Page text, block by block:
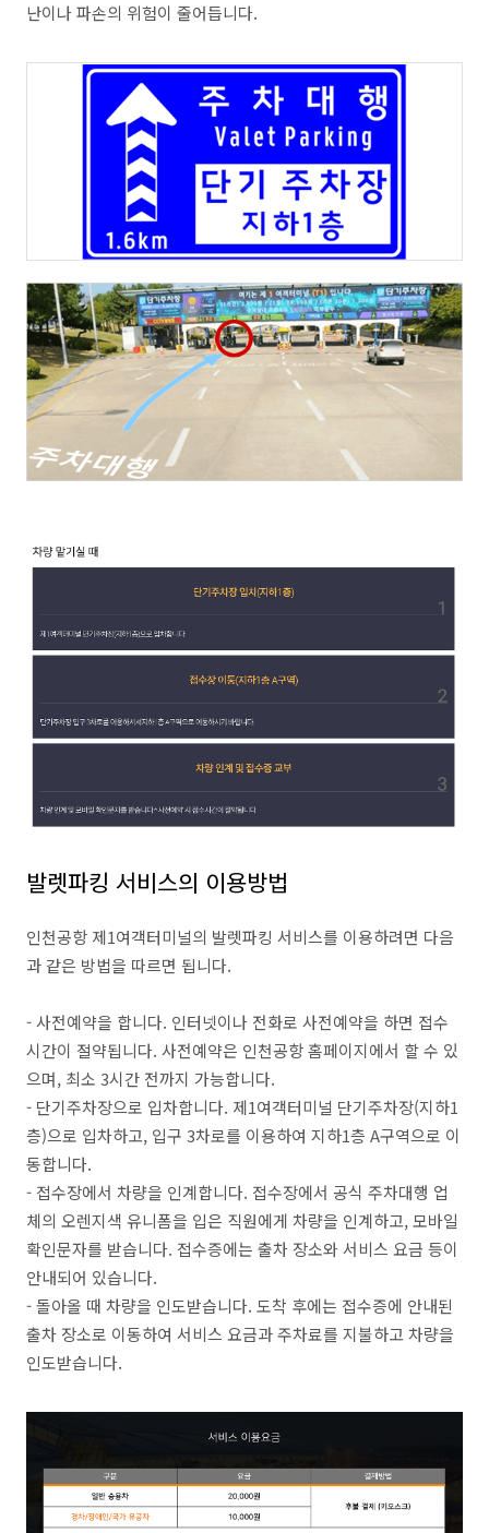
난이나 파손의 위험이 줄어듭니다.
발렛파킹 서비스의 이용방법
인천공항 제1여객터미널의 발렛파킹 서비스를 이용하려면 다음
과 같은 방법을 따르면 됩니다.
- 사전예약을 합니다. 인터넷이나 전화로 사전예약을 하면 접수
시간이 절약됩니다. 사전예약은 인천공항 홈페이지에서 할 수 있
으며, 최소 3시간 전까지 가능합니다.
- 단기주차장으로 입차합니다. 제1여객터미널 단기주차장(지하1
층)으로 입차하고, 입구 3차로를 이용하여 지하1층 A구역으로 이
동합니다.
- 접수장에서 차량을 인계합니다. 접수장에서 공식 주차대행 업
체의 오렌지색 유니폼을 입은 직원에게 차량을 인계하고, 모바일
확인문자를 받습니다. 접수증에는 출차 장소와 서비스 요금 등이
안내되어 있습니다.
- 돌아올 때 차량을 인도받습니다. 도착 후에는 접수증에 안내된
출차 장소로 이동하여 서비스 요금과 주차료를 지불하고 차량을
인도받습니다.